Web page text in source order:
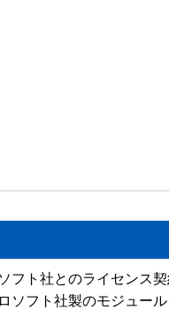
フト社とのライセンス契
ソフト社製のモジュール